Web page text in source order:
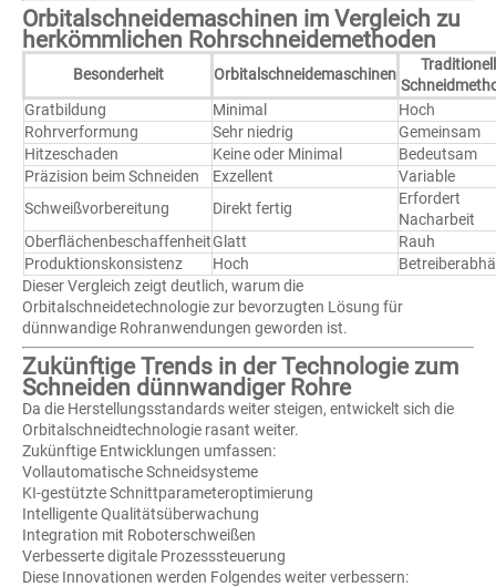
Orbitalschneidemaschinen im Vergleich zu
herkömmlichen Rohrschneidemethoden
Besonderheit Orbitalschneidemaschinen
Gratbildung
Minimal
Hoch
Rohrverformung
Sehr niedrig
Gemeinsam
Hitzeschaden
Keine oder Minimal
Bedeutsam
Präzision beim Schneiden
Exzellent
Variable
Schweißvorbereitung
Direkt fertig
Erfordert
Nacharbeit
OberflächenbeschaffenheitGlatt
Rauh
Produktionskonsistenz
Hoch
Dieser Vergleich zeigt deutlich, warum die
Orbitalschneidetechnologie zur bevorzugten Lösung für
dünnwandige Rohranwendungen geworden ist.
Zukünftige Trends in der Technologie zum
Schneiden dünnwandiger Rohre
Da die Herstellungsstandards weiter steigen, entwickelt sich die
Orbitalschneidtechnologie rasant weiter.
Zukünftige Entwicklungen umfassen:
Vollautomatische Schneidsysteme
KI-gestützte Schnittparameteroptimierung
Intelligente Qualitätsüberwachung
Integration mit Roboterschweißen
Verbesserte digitale Prozesssteuerung
Diese Innovationen werden Folgendes weiter verbessern: